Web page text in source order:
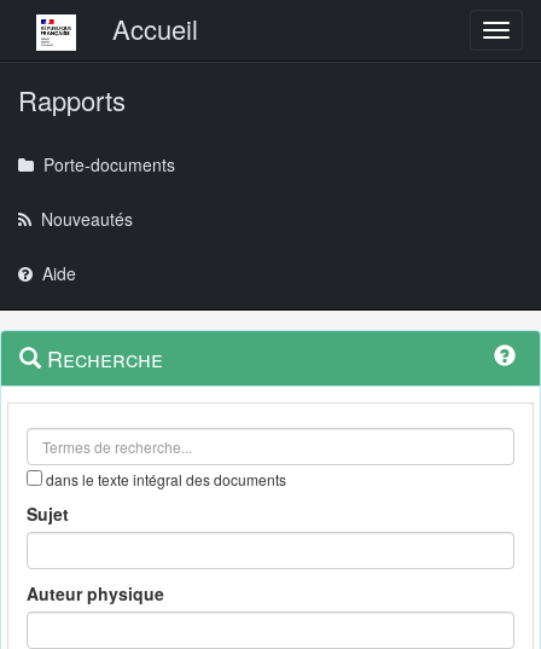
Menu principalAccueil
Rapports
Porte-documents
Nouveautés
Aide
Navigation
outils
Menu
contextuel
Recherche
dans le texte intégral des documents
Sujet
Auteur physique